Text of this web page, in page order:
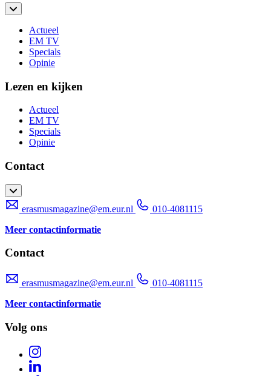
Actueel
EM TV
Specials
Opinie
Lezen en kijken
Actueel
EM TV
Specials
Opinie
Contact
erasmusmagazine@em.eur.nl
010-4081115
Meer contactinformatie
Contact
erasmusmagazine@em.eur.nl
010-4081115
Meer contactinformatie
Volg ons